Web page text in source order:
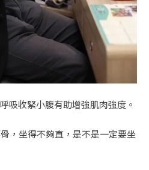
吸收緊小腹有助增強肌肉強度。
，坐得不夠直，是不是一定要坐